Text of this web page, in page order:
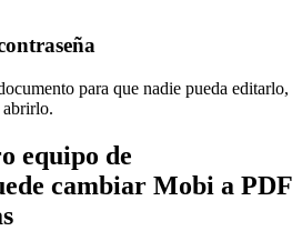
para que nadie pueda editarlo,
equipo de
cambiar Mobi a PDF